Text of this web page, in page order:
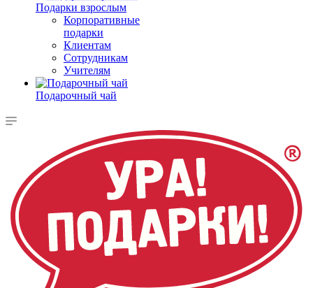
Подарки взрослым
Корпоративные
подарки
Клиентам
Сотрудникам
Учителям
Подарочный чай